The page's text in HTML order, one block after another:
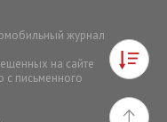
журнал
на сайте
с письменного